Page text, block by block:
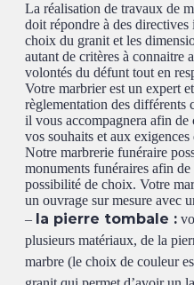
La réalisation de travaux de
doit répondre à des
choix du granit et les
autant de critères à connaitre
volontés du défunt tout en
Votre marbrier est un expert
règlementation des différents
il vous accompagnera afin
vos souhaits et aux
Notre marbrerie funéraire
monuments funéraires afin
possibilité de choix. Votre
un ouvrage sur mesure avec
– la pierre tombale :
plusieurs matériaux, de la
marbre (le choix de couleur